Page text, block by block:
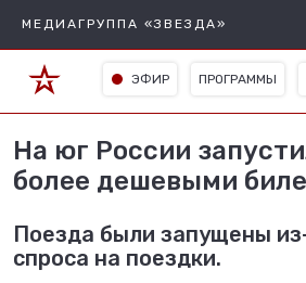
МЕДИАГРУППА «ЗВЕЗДА»
ЭФИР ПРОГРАММЫ
На юг России
более дешевыми
Поезда были запущены
спроса на поездки.